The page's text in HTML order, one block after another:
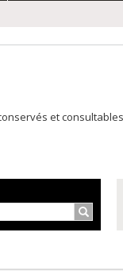
et
Search…